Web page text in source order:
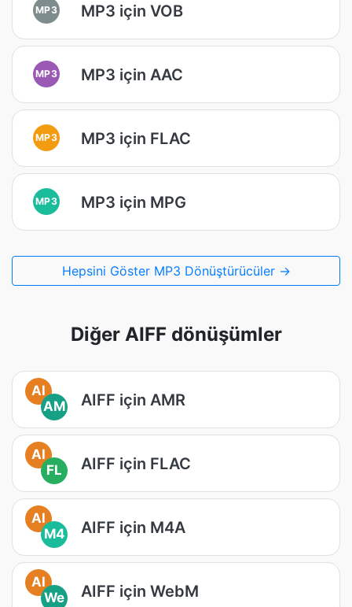
MP3 MP3 için VOB
MP3 MP3 için AAC
MP3 MP3 için FLAC
MP3 MP3 için MPG
Hepsini Göster MP3 Dönüştürücüler →
Diğer AIFF dönüşümler
AI
AM
AIFF için AMR
AI
FL
AIFF için FLAC
AI
M4
AIFF için M4A
AI
We
AIFF için WebM